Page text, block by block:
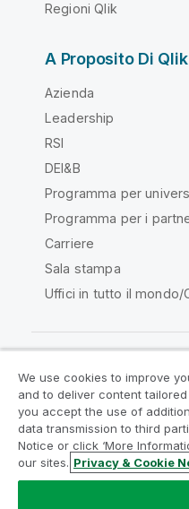
Regioni Qlik
A Proposito Di Qlik
Azienda
Leadership
RSI
DEI&B
Programma per
Programma per i
Carriere
Sala stampa
Uffici in tutto il mondo/
Qlik
Contratti
Termini del
Legal Policies
Note
Termini di utilizzo
Copyright © 1993-2026
We use cookies to improve
and to deliver content tailored
you accept the use of
data transmission to third
Notice or click ‘More
our sites. Privacy & Cookie